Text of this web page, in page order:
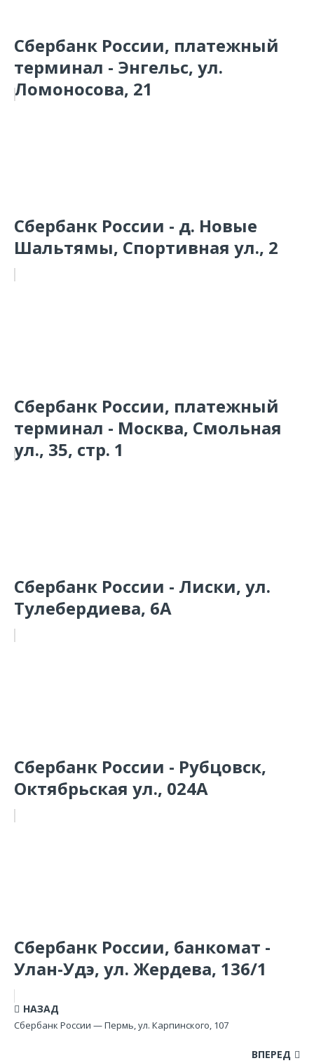
Сбербанк России, платежный
терминал - Энгельс, ул.
Ломоносова, 21
Сбербанк России - д. Новые
Шальтямы, Спортивная ул., 2
Сбербанк России, платежный
терминал - Москва, Смольная
ул., 35, стр. 1
Сбербанк России - Лиски, ул.
Тулебердиева, 6А
Сбербанк России - Рубцовск,
Октябрьская ул., 024А
Сбербанк России, банкомат -
Улан-Удэ, ул. Жердева, 136/1
НАЗАД
Сбербанк России — Пермь, ул. Карпинского, 107
ВПЕРЕД